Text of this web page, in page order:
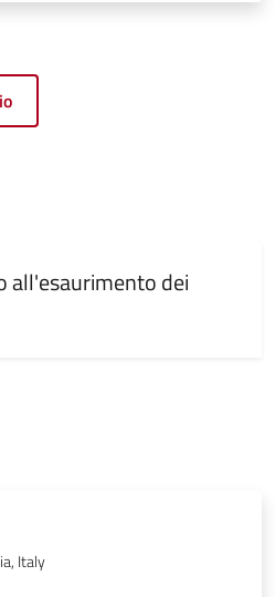
all'esaurimento dei
Italy